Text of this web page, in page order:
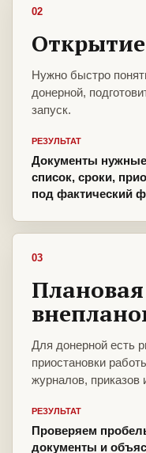
02
Нужно быстро
донерной,
запуск.
РЕЗУЛЬТАТ
Документы
список, сроки,
под фактический
03
Для донерной есть
приостановки
журналов, приказов
РЕЗУЛЬТАТ
Проверяем
документы и